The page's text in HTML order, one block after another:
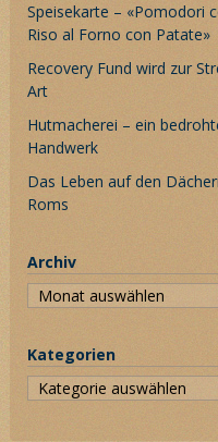
Speisekarte – «Pomodori
Riso al Forno con Patate»
Recovery Fund wird zur
Art
Hutmacherei – ein
Handwerk
Das Leben auf den
Roms
Archiv
Kategorien